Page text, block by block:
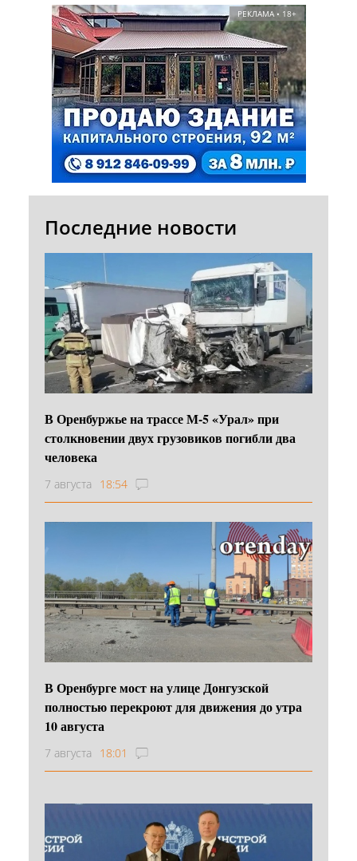
РЕКЛАМА • 18+
Последние новости
В Оренбуржье на трассе М-5 «Урал» при
столкновении двух грузовиков погибли два
человека
7 августа 18:54
В Оренбурге мост на улице Донгузской
полностью перекроют для движения до утра
10 августа
7 августа 18:01